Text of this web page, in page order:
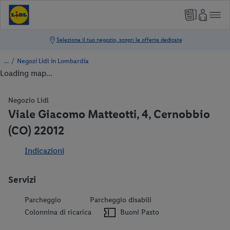
/ Negozi Lidl in Lombardia
Loading map...
Negozio Lidl
Viale Giacomo Matteotti, 4, Cernobbio
(CO) 22012
Indicazioni
Servizi
Parcheggio
Parcheggio disabili
Colonnina di ricarica
Buoni Pasto